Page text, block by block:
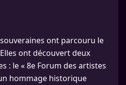
ont parcouru le
ont découvert deux
: le « 8e Forum des artistes
hommage historique